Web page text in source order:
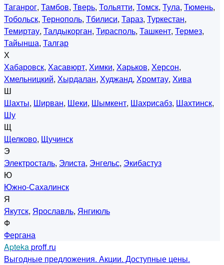
Таганрог, Тамбов, Тверь, Тольятти, Томск, Тула, Тюмень,
Тобольск, Тернополь, Тбилиси, Тараз, Туркестан,
Темиртау, Талдыкорган, Тирасполь, Ташкент, Термез,
Тайынша, Талгар
Х
Хабаровск, Хасавюрт, Химки, Харьков, Херсон,
Хмельницкий, Хырдалан, Худжанд, Хромтау, Хива
Ш
Шахты, Ширван, Шеки, Шымкент, Шахрисабз, Шахтинск,
Шу
Щ
Щелково, Щучинск
Э
Электросталь, Элиста, Энгельс, Экибастуз
Ю
Южно-Сахалинск
Я
Якутск, Ярославль, Янгиюль
Ф
Фергана
Aptekaproff.ru
Выгодные предложения. Акции. Доступные цены.